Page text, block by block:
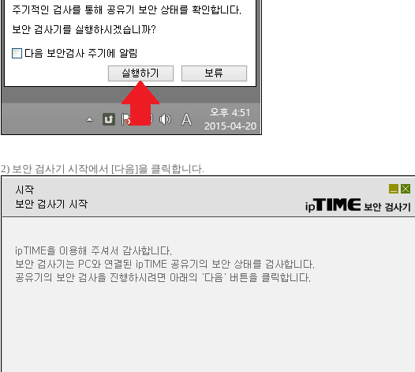
2) 보안 검사기 시작에서 [다음]을 클릭합니다.